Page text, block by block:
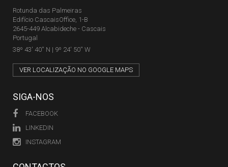
Rotunda das Palmeiras
Edifício CascaisOffice, 1-B
2645-449 Alcabideche - Cascais
Portugal
38º 43' 40'' N | 9º 24' 50'' W
VER LOCALIZAÇÃO NO GOOGLE MAPS
SIGA-NOS
FACEBOOK
LINKEDIN
INSTAGRAM